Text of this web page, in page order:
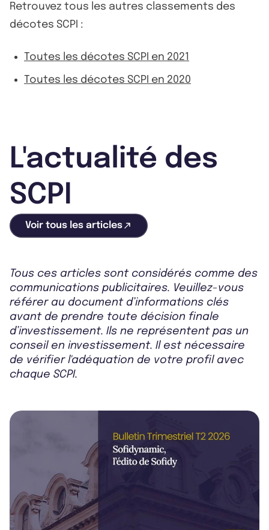
Retrouvez tous les autres classements des
décotes SCPI :
Toutes les décotes SCPI en 2021
Toutes les décotes SCPI en 2020
L'actualité des
SCPI
Voir tous les articles
Tous ces articles sont considérés comme des
communications publicitaires. Veuillez-vous
référer au document d’informations clés
avant de prendre toute décision finale
d’investissement. Ils ne représentent pas un
conseil en investissement. Il est nécessaire
de vérifier l'adéquation de votre profil avec
chaque SCPI.